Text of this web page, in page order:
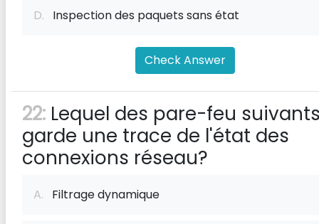
D. Inspection des paquets sans état
Check Answer
22: Lequel des pare-feu
garde une trace de l'état des
connexions réseau?
A. Filtrage dynamique